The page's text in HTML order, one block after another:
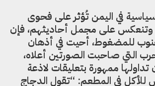
في اليمن تُؤثر على فحوى
وتنعكس على مجمل أحاديثهم، فإن
للمضغوط، أحيت في أذهان
التي صاحبت الصورتين أعلاه،
ممهورة بتعليقات لاذعة
للأكل في المطعم: “تقول الدجاج